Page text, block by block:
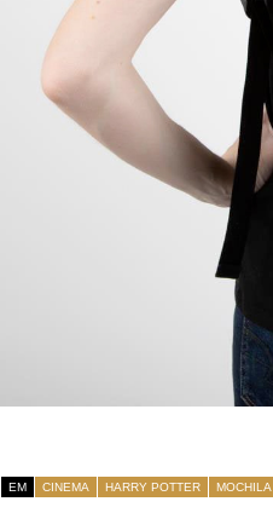
EM CINEMA HARRY POTTER MOCHILA